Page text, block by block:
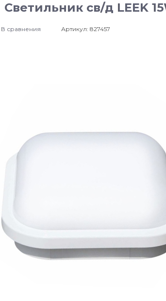
Светильник св/д LEEK
В сравнения Артикул: 827457